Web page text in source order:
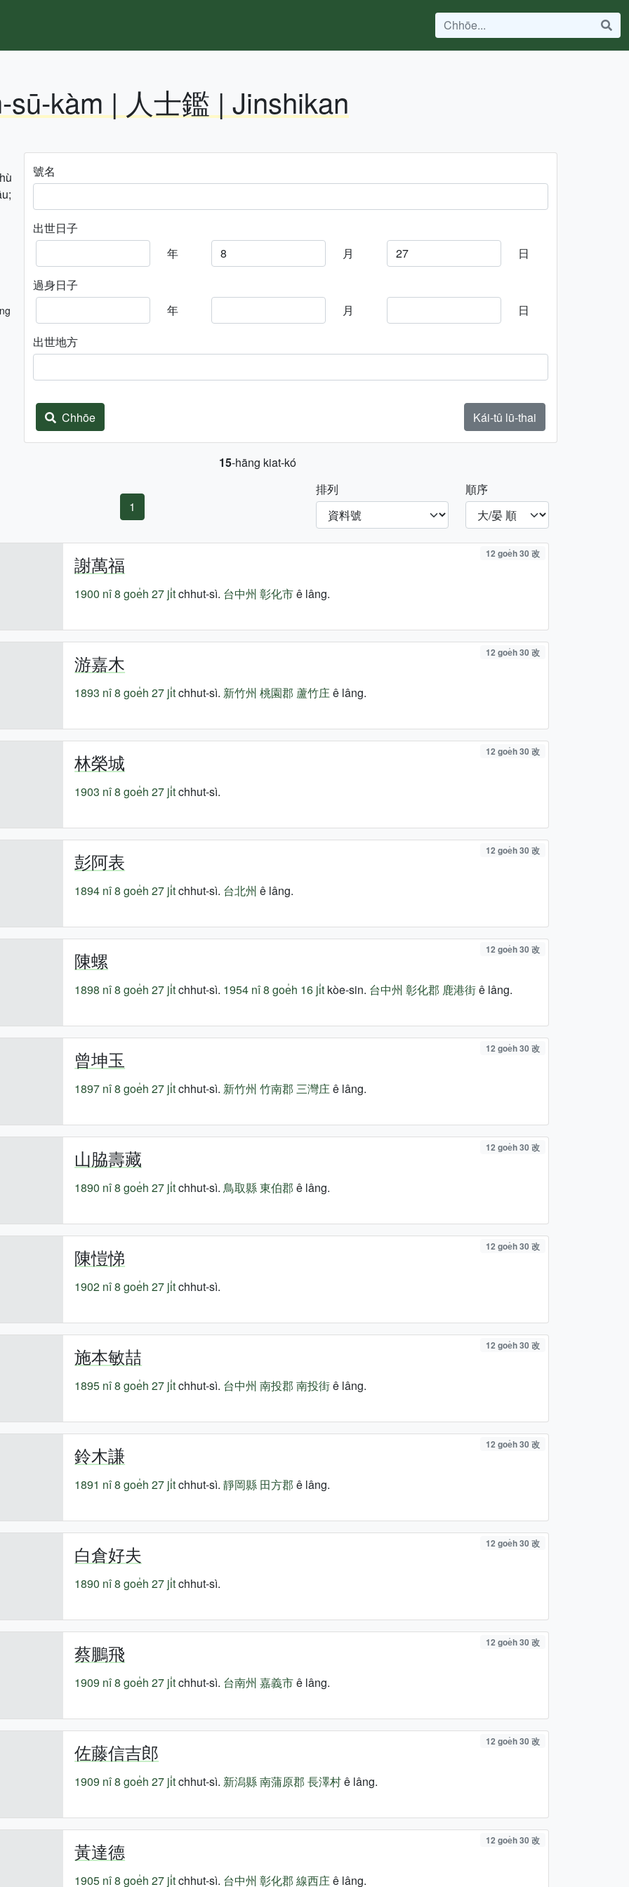
sū-kàm | 人士鑑 | Jinshikan
號名
出世日子
年
月
日
過身日子
年
月
日
出世地方
Chhōe Kái-tû lū-thai
15-hāng kiat-kó
1
排列 順序
謝萬福 12 goe̍h 30 改
1900 nî8 goe̍h 27 ji̍tchhut-sì. 台中州 彰化市ê lâng.
游嘉木 12 goe̍h 30 改
1893 nî8 goe̍h 27 ji̍tchhut-sì. 新竹州 桃園郡 蘆竹庄ê lâng.
林榮城 12 goe̍h 30 改
1903 nî8 goe̍h 27 ji̍tchhut-sì.
彭阿表 12 goe̍h 30 改
1894 nî8 goe̍h 27 ji̍tchhut-sì. 台北州 ê lâng.
陳螺 12 goe̍h 30 改
1898 nî8 goe̍h 27 ji̍tchhut-sì. 1954 nî8 goe̍h 16 ji̍t kòe-sin. 台中州 彰化郡 鹿港街ê lâng.
曾坤玉 12 goe̍h 30 改
1897 nî8 goe̍h 27 ji̍tchhut-sì. 新竹州 竹南郡 三灣庄ê lâng.
山脇壽藏 12 goe̍h 30 改
1890 nî8 goe̍h 27 ji̍tchhut-sì.鳥取縣東伯郡 ê lâng.
陳愷悌 12 goe̍h 30 改
1902 nî8 goe̍h 27 ji̍tchhut-sì.
施本敏喆 12 goe̍h 30 改
1895 nî8 goe̍h 27 ji̍tchhut-sì. 台中州 南投郡 南投街ê lâng.
鈴木謙 12 goe̍h 30 改
1891 nî8 goe̍h 27 ji̍tchhut-sì.靜岡縣 田方郡 ê lâng.
白倉好夫 12 goe̍h 30 改
1890 nî8 goe̍h 27 ji̍tchhut-sì.
蔡鵬飛 12 goe̍h 30 改
1909 nî8 goe̍h 27 ji̍tchhut-sì. 台南州 嘉義市ê lâng.
佐藤信吉郎 12 goe̍h 30 改
1909 nî8 goe̍h 27 ji̍tchhut-sì. 新潟縣南蒲原郡 長澤村ê lâng.
黃達德 12 goe̍h 30 改
1905 nî8 goe̍h 27 ji̍tchhut-sì. 台中州 彰化郡 線西庄ê lâng.